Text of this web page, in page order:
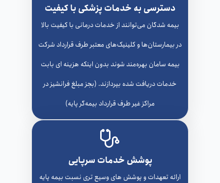
دسترسی به خدمات پزشکی با کیفیت
بیمه شدگان می‌توانند از خدمات درمانی با کیفیت بالا
در بیمارستان‌ها و کلینیک‌های معتبر طرف قرارداد شرکت
بیمه سامان بهره‌مند شوند بدون اینکه هزینه ای بابت
خدمات دریافت شده بپردازند. (بجز مبلغ فرانشیز در
مراکز غیر طرف قرارداد بیمه‌گر پایه)
پوشش خدمات سرپایی
ارائه تعهدات و پوشش های وسیع تری نسبت بیمه پایه